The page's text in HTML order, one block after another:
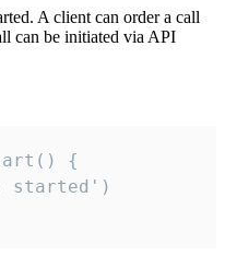
A client can order a call
can be initiated via API
{
started')